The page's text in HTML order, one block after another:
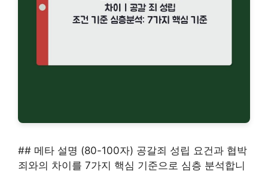
## 메타 설명 (80-100자) 공갈죄 성립 요건과 협박
죄와의 차이를 7가지 핵심 기준으로 심층 분석합니